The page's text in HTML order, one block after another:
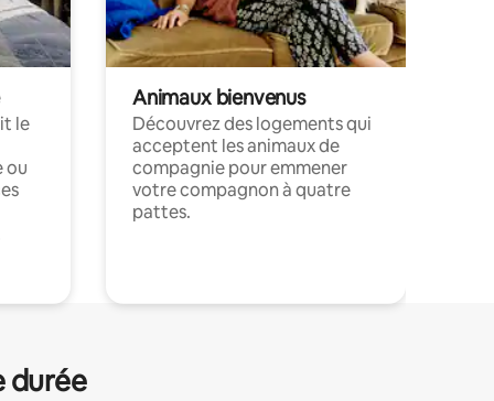
le
ou
Animaux bienvenus
Découvrez des logements qui
acceptent les animaux de
compagnie pour emmener
votre compagnon à quatre
pattes.
durée